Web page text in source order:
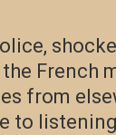
French
from
to